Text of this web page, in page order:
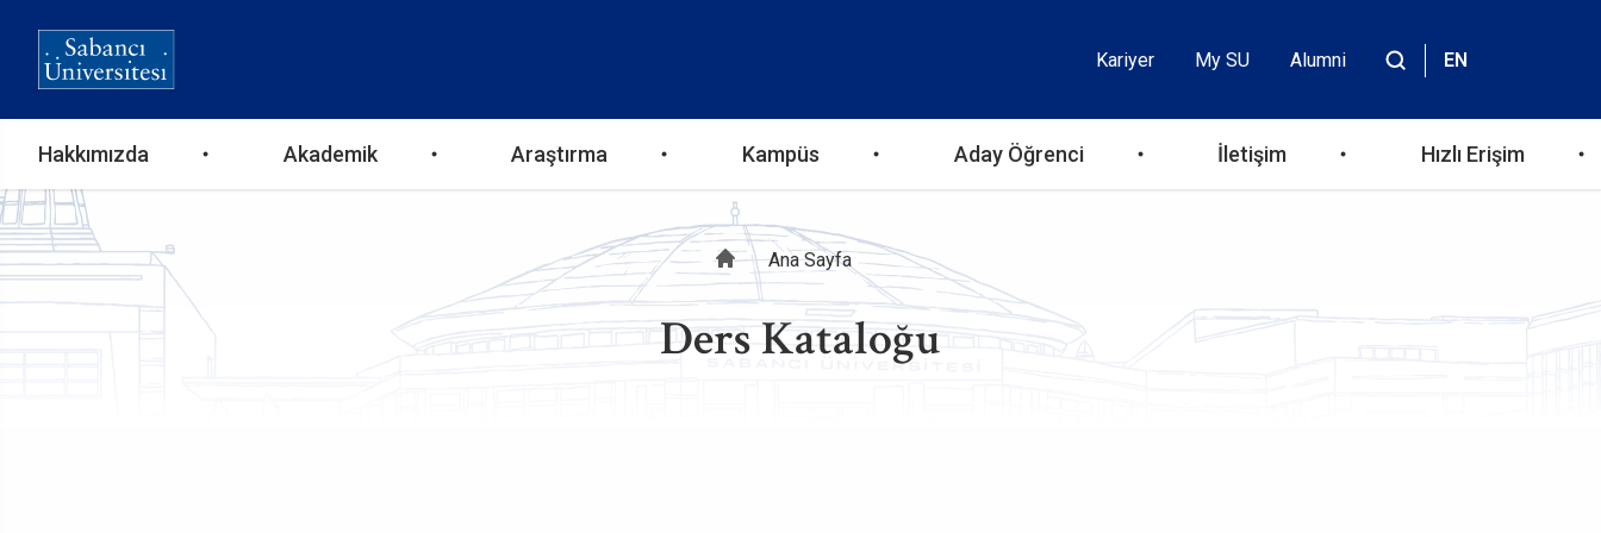
Header
Top
Kariyer My SU
Alumni
EN
Ana
gezinti
menüsü
Hakkımızda Akademik Araştırma Kampüs Aday Öğrenci İletişim Hızlı Erişim
Sayfa
yolu
Ana Sayfa
Ders Kataloğu